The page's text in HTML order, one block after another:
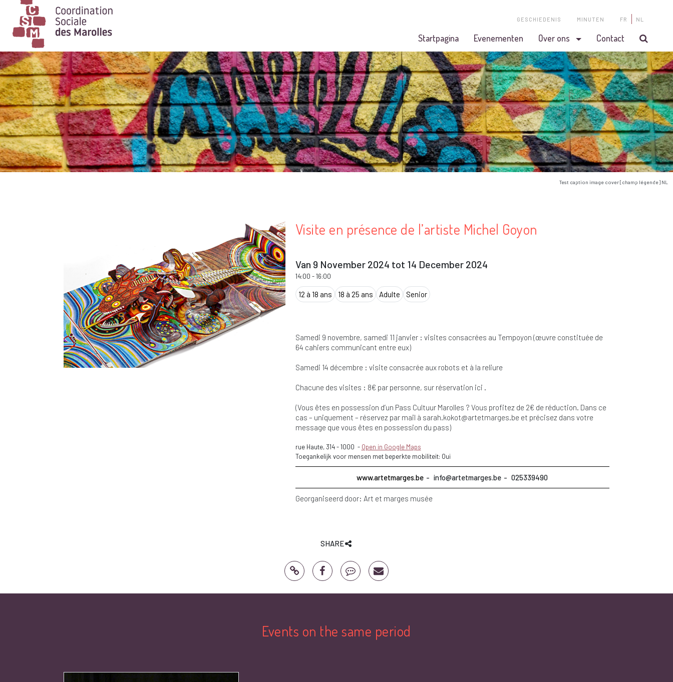
Main Navigation
GESCHIEDENIS MINUTEN FR NL
Startpagina Evenementen Over ons Contact
Test caption image cover [champ légende] NL
Visite en présence de l’artiste Michel Goyon
Van 9 November 2024 tot 14 December 2024
14:00 -16:00
12 à 18 ans 18 à 25 ans Adulte Senior
Samedi 9 novembre, samedi 11 janvier : visites consacrées au Tempoyon (œuvre constituée de
64 cahiers communicant entre eux)
Samedi 14 décembre : visite consacrée aux robots et à la reliure
Chacune des visites : 8€ par personne, sur réservation ici .
(Vous êtes en possession d’un Pass Cultuur Marolles ? Vous profitez de 2€ de réduction. Dans ce
cas – uniquement – réservez par mail à sarah.kokot@artetmarges.be et précisez dans votre
message que vous êtes en possession du pass)
rue Haute, 314- 1000 - Open in Google Maps
Toegankelijk voor mensen met beperkte mobiliteit: Oui
www.artetmarges.be info@artetmarges.be 025339490
Georganiseerd door: Art et marges musée
SHARE
Events on the same period